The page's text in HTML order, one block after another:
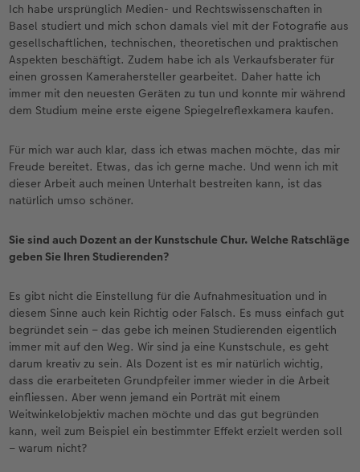
Ich habe ursprünglich Medien- und Rechtswissenschaften in
Basel studiert und mich schon damals viel mit der Fotografie aus
gesellschaftlichen, technischen, theoretischen und praktischen
Aspekten beschäftigt. Zudem habe ich als Verkaufsberater für
einen grossen Kamerahersteller gearbeitet. Daher hatte ich
immer mit den neuesten Geräten zu tun und konnte mir während
dem Studium meine erste eigene Spiegelreflexkamera kaufen.
Für mich war auch klar, dass ich etwas machen möchte, das mir
Freude bereitet. Etwas, das ich gerne mache. Und wenn ich mit
dieser Arbeit auch meinen Unterhalt bestreiten kann, ist das
natürlich umso schöner.
Sie sind auch Dozent an der Kunstschule Chur. Welche Ratschläge
geben Sie Ihren Studierenden?
Es gibt nicht die Einstellung für die Aufnahmesituation und in
diesem Sinne auch kein Richtig oder Falsch. Es muss einfach gut
begründet sein – das gebe ich meinen Studierenden eigentlich
immer mit auf den Weg. Wir sind ja eine Kunstschule, es geht
darum kreativ zu sein. Als Dozent ist es mir natürlich wichtig,
dass die erarbeiteten Grundpfeiler immer wieder in die Arbeit
einfliessen. Aber wenn jemand ein Porträt mit einem
Weitwinkelobjektiv machen möchte und das gut begründen
kann, weil zum Beispiel ein bestimmter Effekt erzielt werden soll
– warum nicht?